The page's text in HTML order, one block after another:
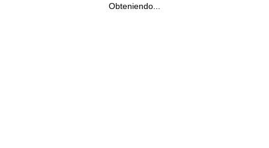
Obteniendo...